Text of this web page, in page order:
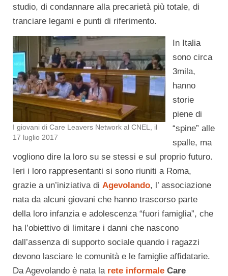
studio, di condannare alla precarietà più totale, di
tranciare legami e punti di riferimento.
I giovani di Care Leavers Network al CNEL, il
17 luglio 2017
In Italia
sono circa
3mila,
hanno
storie
piene di
“spine” alle
spalle, ma
vogliono dire la loro su se stessi e sul proprio futuro.
Ieri i loro rappresentanti si sono riuniti a Roma,
grazie a un’iniziativa di Agevolando, l’ associazione
nata da alcuni giovani che hanno trascorso parte
della loro infanzia e adolescenza “fuori famiglia”, che
ha l’obiettivo di limitare i danni che nascono
dall’assenza di supporto sociale quando i ragazzi
devono lasciare le comunità e le famiglie affidatarie.
Da Agevolando è nata la rete informale Care